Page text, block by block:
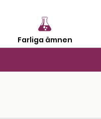
Farliga ämnen